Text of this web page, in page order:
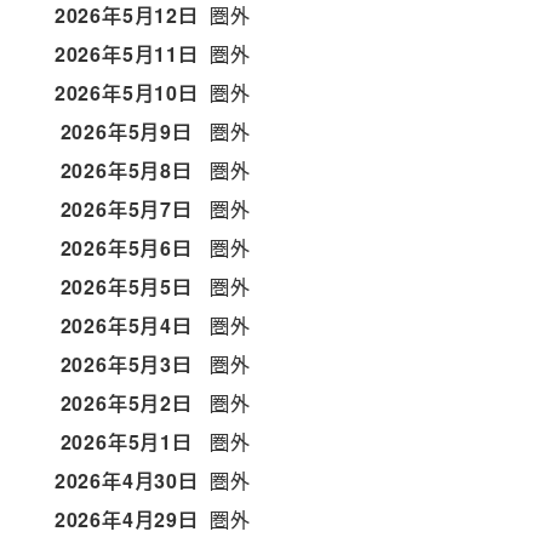
2026年5月12日 圏外
2026年5月11日 圏外
2026年5月10日 圏外
2026年5月9日
圏外
2026年5月8日
圏外
2026年5月7日
圏外
2026年5月6日
圏外
2026年5月5日
圏外
2026年5月4日
圏外
2026年5月3日
圏外
2026年5月2日
圏外
2026年5月1日
圏外
2026年4月30日 圏外
2026年4月29日 圏外